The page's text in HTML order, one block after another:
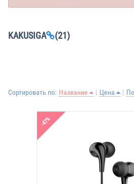
KAKUSIGA (21)
Сортировать по: Название Цена
-47%